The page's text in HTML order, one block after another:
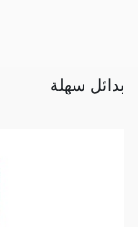
بدائل سهلة